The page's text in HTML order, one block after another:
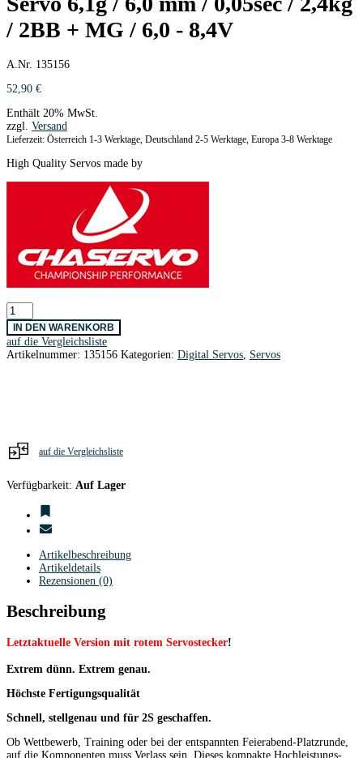
/ 2BB + MG / 6,0 - 8,4V
A.Nr. 135156
52,90 €
Enthält 20% MwSt.
zzgl. Versand
Lieferzeit: Österreich 1-3 Werktage, Deutschland 2-5 Werktage, Europa 3-8 Werktage
High Quality Servos made by
CHASERVO
HV06N
Digital
LV
Servo
2,4kg
2BB
8,4V
Menge
IN DEN WARENKORB
auf die Vergleichsliste
Artikelnummer: 135156 Kategorien: Digital Servos Servos
auf die Vergleichsliste
Verfügbarkeit: Auf Lager
Artikelbeschreibung
Artikeldetails
Rezensionen (0)
Beschreibung
Letztaktuelle Version mit rotem Servostecker!
Extrem dünn. Extrem genau.
Höchste Fertigungsqualität
Schnell, stellgenau und für 2S geschaffen.
Ob Wettbewerb, Training oder bei der entspannten Feierabend-Platzrunde,
auf die Komponenten muss Verlass sein. Dieses kompakte Hochleistungs-